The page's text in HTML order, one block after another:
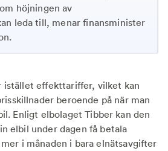
höjningen av
leda till, menar finansminister
istället effekttariffer, vilket kan
beroende på när man
Enligt elbolaget Tibber kan den
elbil under dagen få betala
i månaden i bara elnätsavgifter